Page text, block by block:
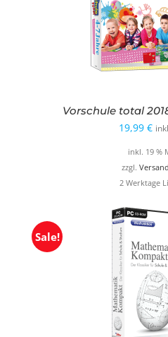
Vorschule total
19,99 €
inkl. 19 %
zzgl.
2 Werktage
Sale!